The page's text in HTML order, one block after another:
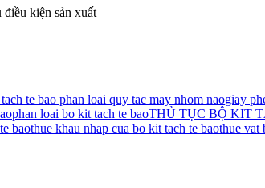
kiện sản xuất
te bao phan loai quy tac may nhom naogiay
phan loai bo kit tach te baoTHỦ TỤC BỘ KIT
baothue khau nhap cua bo kit tach te baothue vat